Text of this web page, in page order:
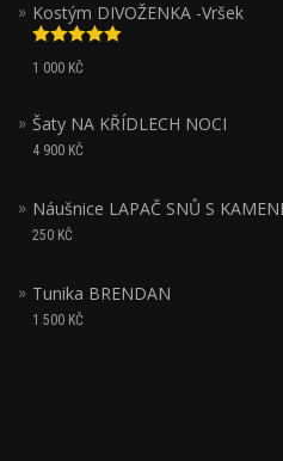
Kostým DIVOŽENKA -Vršek
Hodnocení
5.00z 5
1 000 KČ
Šaty NA KŘÍDLECH NOCI
4 900 KČ
Náušnice LAPAČ SNŮ S
250 KČ
Tunika BRENDAN
1 500 KČ